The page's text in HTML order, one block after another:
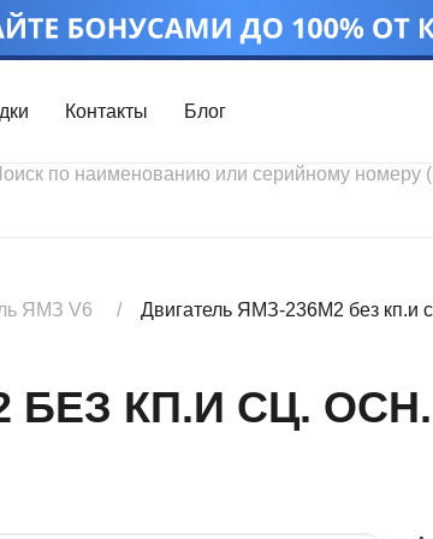
Контакты Блог
ЯМЗ V6 Двигатель ЯМЗ-236М2 без кп.и
БЕЗ КП.И СЦ.